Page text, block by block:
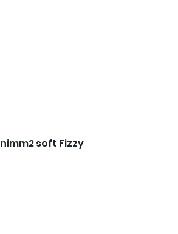
nimm2 soft Fizzy